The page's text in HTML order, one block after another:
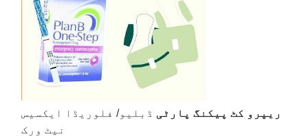
ریپرو کٹ پیکنگ پارٹی ڈبلیو/ فلوریڈا ایکسیس
نیٹ ورک